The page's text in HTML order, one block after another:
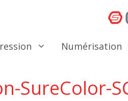
Numérisation
SureColor-